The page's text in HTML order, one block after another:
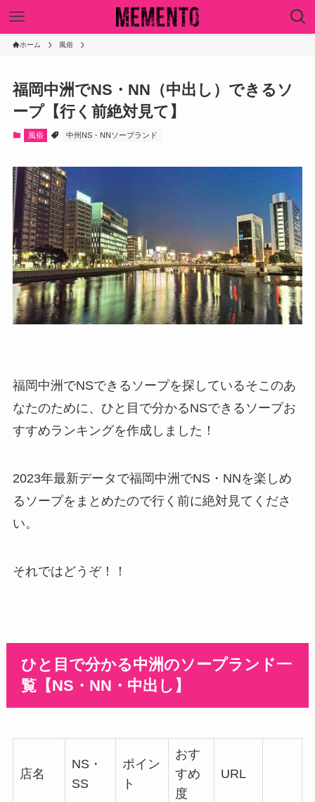
ホーム 風俗
福岡中洲でNS・NN（中出し）できるソ
ープ【行く前絶対見て】
風俗 中州NS・NNソープランド
福岡中洲でNSできるソープを探しているそこのあ
なたのために、ひと目で分かるNSできるソープお
すすめランキングを作成しました！
2023年最新データで福岡中洲でNS・NNを楽しめ
るソープをまとめたので行く前に絶対見てくださ
い。
それではどうぞ！！
ひと目で分かる中洲のソープランド一
覧【NS・NN・中出し】
店名
NS・
SS
ポイン
ト
おす
すめ
度
URL